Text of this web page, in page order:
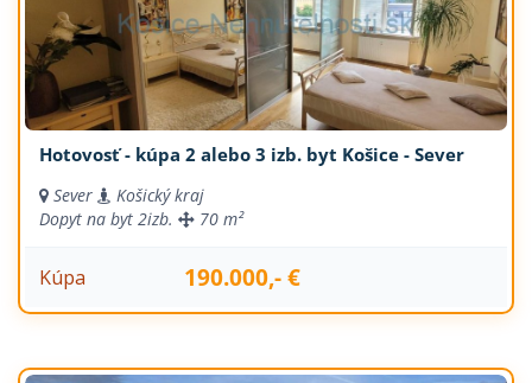
Hotovosť - kúpa 2 alebo 3 izb. byt Košice - Sever
Sever
Košický kraj
Dopyt na byt 2izb. 70 m²
Kúpa 190.000,- €